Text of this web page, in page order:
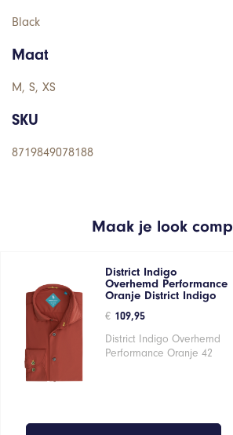
Black
Maat
M, S, XS
SKU
8719849078188
Maak je look
District Indigo
Overhemd Performance
Oranje District Indigo
€ 109,95
District Indigo Overhemd
Performance Oranje 42